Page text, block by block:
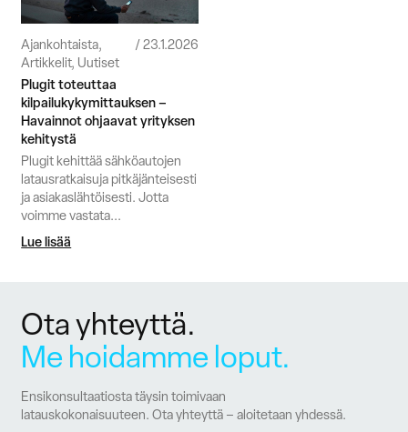
Ajankohtaista,
Artikkelit, Uutiset
23.1.2026
Plugit toteuttaa
kilpailukykymittauksen –
Havainnot ohjaavat yrityksen
kehitystä
Plugit kehittää sähköautojen
latausratkaisuja pitkäjänteisesti
ja asiakaslähtöisesti. Jotta
voimme vastata...
Lue lisää
Ota yhteyttä.
Me hoidamme loput.
Ensikonsultaatiosta täysin toimivaan
latauskokonaisuuteen. Ota yhteyttä – aloitetaan yhdessä.